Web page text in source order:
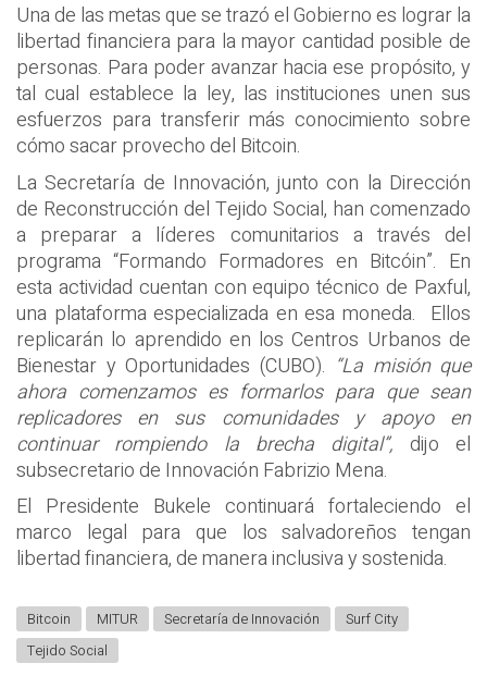
Una de las metas que se trazó el Gobierno es lograr la
libertad financiera para la mayor cantidad posible de
personas. Para poder avanzar hacia ese propósito, y
tal cual establece la ley, las instituciones unen sus
esfuerzos para transferir más conocimiento sobre
cómo sacar provecho del Bitcoin.
La Secretaría de Innovación, junto con la Dirección
de Reconstrucción del Tejido Social, han comenzado
a preparar a líderes comunitarios a través del
programa “Formando Formadores en Bitcóin”. En
esta actividad cuentan con equipo técnico de Paxful,
una plataforma especializada en esa moneda. Ellos
replicarán lo aprendido en los Centros Urbanos de
Bienestar y Oportunidades (CUBO). “La misión que
ahora comenzamos es formarlos para que sean
replicadores en sus comunidades y apoyo en
continuar rompiendo la brecha digital”, dijo el
subsecretario de Innovación Fabrizio Mena.
El Presidente Bukele continuará fortaleciendo el
marco legal para que los salvadoreños tengan
libertad financiera, de manera inclusiva y sostenida.
Bitcoin MITUR Secretaría de Innovación
Surf City
Tejido Social